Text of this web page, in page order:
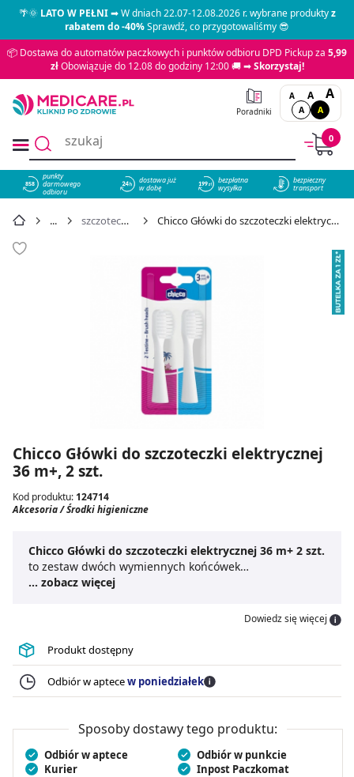
🌴🌞LATO W PEŁNI➡ W dniach 22.07-12.08.2026 r. wybrane produktyz
rabatem do -40%Sprawdź, co przygotowaliśmy 😎
📦 Dostawa do automatów paczkowych i punktów odbioru DPD Pickup za 5,99
złObowiązuje do 12.08 do godziny 12:00 🚚 ➡Skorzystaj!
Poradniki
A A A
A A
0
858
punkty
darmowego
odbioru
dostawa już
w dobę
bezpłatna
wysyłka
bezpieczny
transport
szczoteczki do zębów Chicco Główki do szczoteczki elektrycznej 36 m+, 2 szt. - cena 19,99 zł
Chicco Główki do szczoteczki elektrycznej
36 m+, 2 szt.
Kod produktu: 124714
Akcesoria / Środki higieniczne
Chicco Główki do szczoteczki elektrycznej 36 m+ 2 szt.
to zestaw dwóch wymiennych końcówek
przeznaczonych do szczoteczek elektrycznych dla dzieci
zostały zaprojektowane tak, aby zapewnić
wibrująca głowica wspomaga dokładniejsze
oczyszczanie zębów. Zapasowe
szczoteczek elektrycznychposiadają bardzo miękkie
włosie, które nie podrażnia szkliwa i dziąseł. Specjalnie
dziąseł oraz do trudno dostępnych miejsc.Chicco
Główki do szczoteczki elektrycznej 36 m+ 2 szt.
wspomagają skuteczne oczyszczanie jamy ustnej.
... zobacz więcej
Dowiedz się więcej
Produkt dostępny
Odbiór w aptecew poniedziałek
Sposoby dostawy tego produktu:
Odbiór w aptece
Odbiór w punkcie
Kurier
Inpost Paczkomat